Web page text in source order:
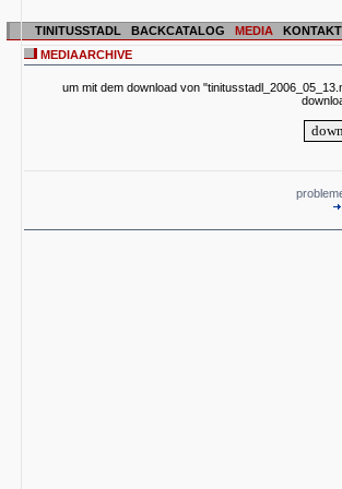
TINITUSSTADL BACKCATALOG MEDIA
KONTAKT
MEDIAARCHIVE
um mit dem download von